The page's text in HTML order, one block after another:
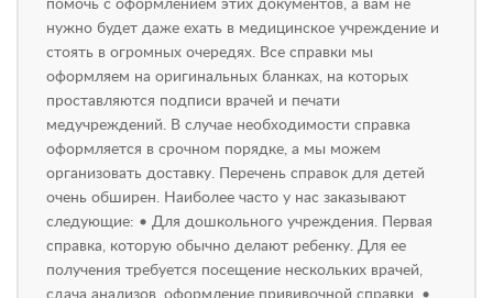
помочь с оформлением этих документов, а вам не
нужно будет даже ехать в медицинское учреждение и
стоять в огромных очередях. Все справки мы
оформляем на оригинальных бланках, на которых
проставляются подписи врачей и печати
медучреждений. В случае необходимости справка
оформляется в срочном порядке, а мы можем
организовать доставку. Перечень справок для детей
очень обширен. Наиболее часто у нас заказывают
следующие: • Для дошкольного учреждения. Первая
справка, которую обычно делают ребенку. Для ее
получения требуется посещение нескольких врачей,
сдача анализов, оформление прививочной справки. •